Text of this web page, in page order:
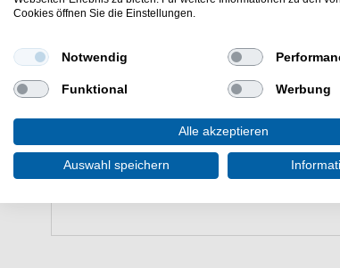
Eigenschaften der Fox Rage
Gummiköder zum Raubfischangeln
schlanke Form
läuft schon bei langsamen
Lieferumfang: 4 Gummiköder wie
Die Fox Rage UV Slick Shad Mixed Colour
Cookies öffnen Sie die Einstellungen.
Notwendig
Funktional Werbung
Alle akzeptieren
Auswahl speichern